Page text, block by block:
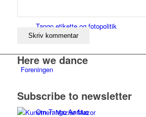
Tango etikette og fotopolitik
Foreningen
Om Tango Aarhus
Here we dance
Subscribe to newsletter